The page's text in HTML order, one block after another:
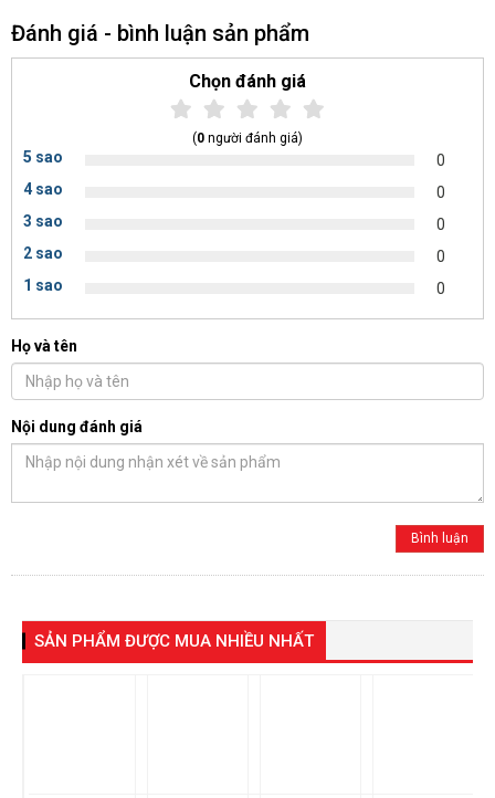
Đánh giá - bình luận sản phẩm
Chọn đánh giá
(0 người đánh giá)
5 sao
0
4 sao
0
3 sao
0
2 sao
0
1 sao
0
Họ và tên
Nội dung đánh giá
SẢN PHẨM ĐƯỢC MUA NHIỀU NHẤT